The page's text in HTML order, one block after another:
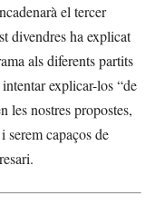
el tercer
divendres ha explicat
als diferents partits
explicar-los “de
les nostres propostes,
capaços de